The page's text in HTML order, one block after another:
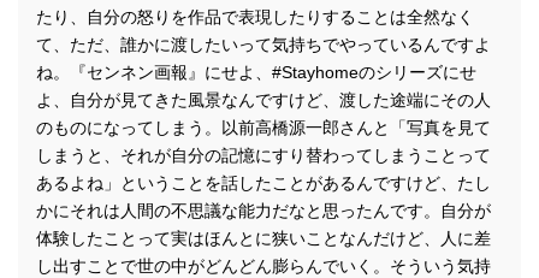
たり、自分の怒りを作品で表現したりすることは全然なく
て、ただ、誰かに渡したいって気持ちでやっているんですよ
ね。『センネン画報』にせよ、#Stayhomeのシリーズにせ
よ、自分が見てきた風景なんですけど、渡した途端にその人
のものになってしまう。以前高橋源一郎さんと「写真を見て
しまうと、それが自分の記憶にすり替わってしまうことって
あるよね」ということを話したことがあるんですけど、たし
かにそれは人間の不思議な能力だなと思ったんです。自分が
体験したことって実はほんとに狭いことなんだけど、人に差
し出すことで世の中がどんどん膨らんでいく。そういう気持